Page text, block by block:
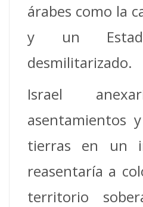
árabes como la
y un
desmilitarizado.
Israel
asentamientos
tierras en un
reasentaría a
territorio